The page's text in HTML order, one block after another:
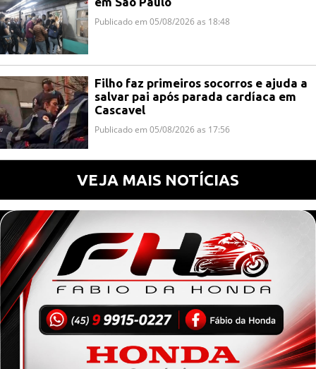
Publicado em 05/08/2026 as 18:48
Filho faz primeiros socorros e ajuda a
salvar pai após parada cardíaca em
Cascavel
Publicado em 05/08/2026 as 17:56
VEJA MAIS NOTÍCIAS